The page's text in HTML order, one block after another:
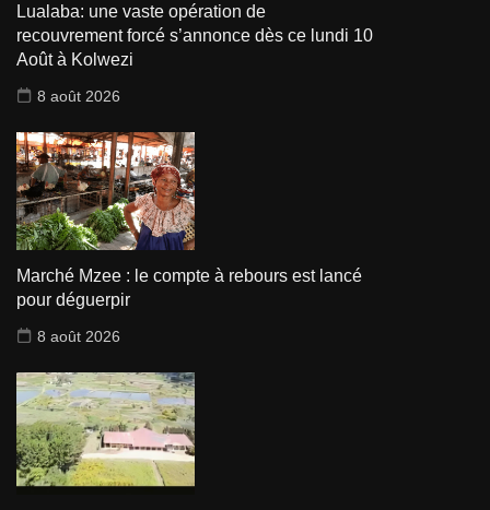
Lualaba: une vaste opération de
recouvrement forcé s’annonce dès ce lundi 10
Août à Kolwezi
8 août 2026
Marché Mzee : le compte à rebours est lancé
pour déguerpir
8 août 2026